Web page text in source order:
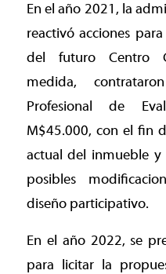
En el año 2021, la
reactivó acciones
del futuro Centro
medida,
Profesional de
M$45.000, con el fin
actual del inmueble
posibles
diseño participativo.
En el año 2022, se
para licitar la